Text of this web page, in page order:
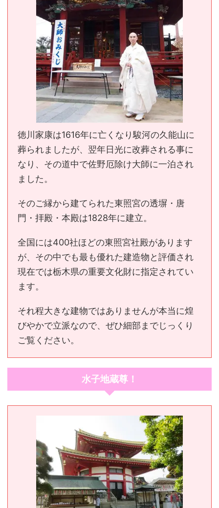
徳川家康は1616年に亡くなり駿河の久能山に
葬られましたが、翌年日光に改葬される事に
なり、その道中で佐野厄除け大師に一泊され
ました。
そのご縁から建てられた東照宮の透塀・唐
門・拝殿・本殿は1828年に建立。
全国には400社ほどの東照宮社殿があります
が、その中でも最も優れた建造物と評価され
現在では栃木県の重要文化財に指定されてい
ます。
それ程大きな建物ではありませんが本当に煌
びやかで立派なので、ぜひ細部までじっくり
ご覧ください。
水子地蔵尊！